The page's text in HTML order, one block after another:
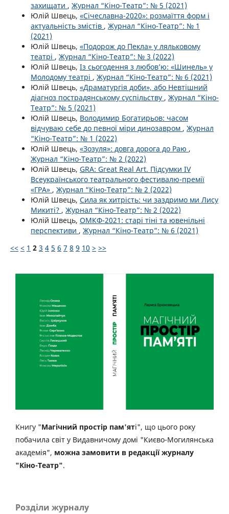
захищати , Журнал “Кіно-Театр”: № 5 (2021)
Юлій Швець, «Січеславна-2020»: розмаїття форм і
актуальність змістів , Журнал “Кіно-Театр”: № 1
(2021)
Юлій Швець, «Подорож до Пекла» у ляльковому
театрі , Журнал “Кіно-Театр”: № 3 (2022)
Юлій Швець, Із сьогодення з любов’ю: «Шинель» у
Молодому театрі , Журнал “Кіно-Театр”: № 6 (2021)
Юлій Швець, «Драматургія доби», або Невтішний
діагноз пострадянському суспільству , Журнал “Кіно-
Театр”: № 5 (2021)
Юлій Швець, Володимир Богатирьов: часом
відчуваю себе до певної міри динозавром , Журнал
“Кіно-Театр”: № 1 (2022)
Юлій Швець, «Зозуля»: довга дорога до Раю ,
Журнал “Кіно-Театр”: № 2 (2022)
Юлій Швець, GRA: Great Real Art. Підсумки IV
Всеукраїнського театрального фестивалю-премії
«ГРА» , Журнал “Кіно-Театр”: № 2 (2022)
Юлій Швець, Сила як хитрість: чи заздримо ми Лису
Микиті? , Журнал “Кіно-Театр”: № 2 (2022)
Юлій Швець, ОМКФ-2021: старі тіні та ювенільні
перспективи , Журнал “Кіно-Театр”: № 6 (2021)
<< < 1 2 3 4 5 6 7 8 9 10 > >>
Книгу "Магічний простір пам'яті", що цього року
побачила світ у Видавничому домі "Києво-Могилянська
академія", можна замовити в редакції журналу
"Кіно-Театр".
Розділи журналу